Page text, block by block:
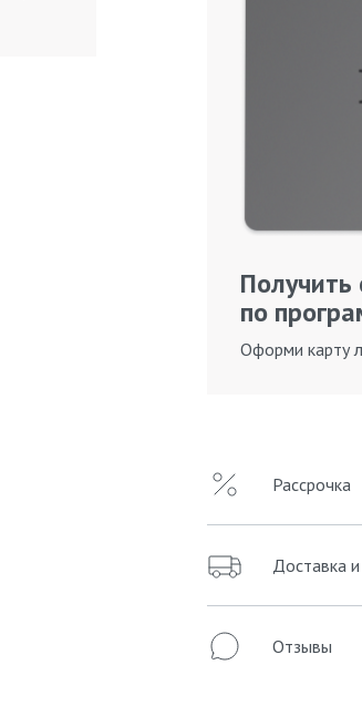
Получить
по
Оформи карту
Рассрочка
Доставка
Отзывы